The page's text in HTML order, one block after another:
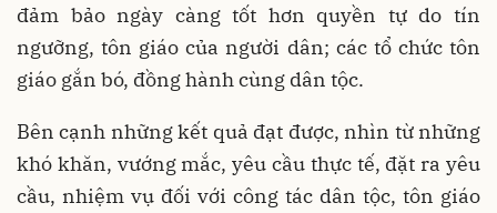
đảm bảo ngày càng tốt hơn quyền tự do tín
ngưỡng, tôn giáo của người dân; các tổ chức tôn
giáo gắn bó, đồng hành cùng dân tộc.
Bên cạnh những kết quả đạt được, nhìn từ những
khó khăn, vướng mắc, yêu cầu thực tế, đặt ra yêu
cầu, nhiệm vụ đối với công tác dân tộc, tôn giáo